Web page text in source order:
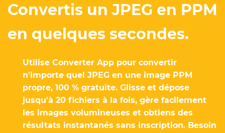
Convertis un JPEG en PPM
en quelques secondes.
Utilise Converter App pour convertir
n'importe quel JPEG en une image PPM
propre, 100 % gratuite. Glisse et dépose
jusqu'à 20 fichiers à la fois, gère facilement
les images volumineuses et obtiens des
résultats instantanés sans inscription. Besoin